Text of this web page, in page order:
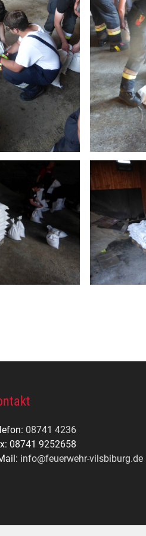
08741 4236
08741 9252658
info@feuerwehr-vilsbiburg.de